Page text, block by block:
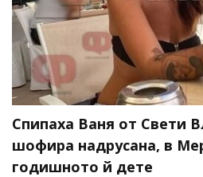
Спипаха Ваня от Свети
шофира надрусана, в
годишното й дете